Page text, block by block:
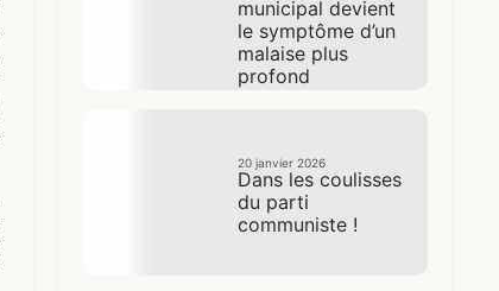
municipal devient
le symptôme d’un
malaise plus
profond
20 janvier 2026
Dans les coulisses
du parti
communiste !